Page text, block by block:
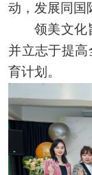
动，发展同国
领美文化
并立志于提
育计划 。